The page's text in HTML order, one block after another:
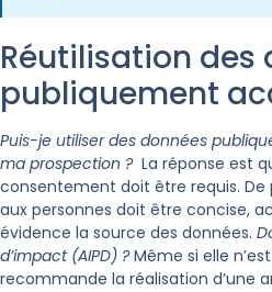
Réutilisation des
publiquement
Puis-je utiliser des données
ma prospection ? La réponse est
consentement doit être requis. De
aux personnes doit être concise,
évidence la source des données.
d’impact (AIPD) ?Même si elle
recommande la réalisation d’une